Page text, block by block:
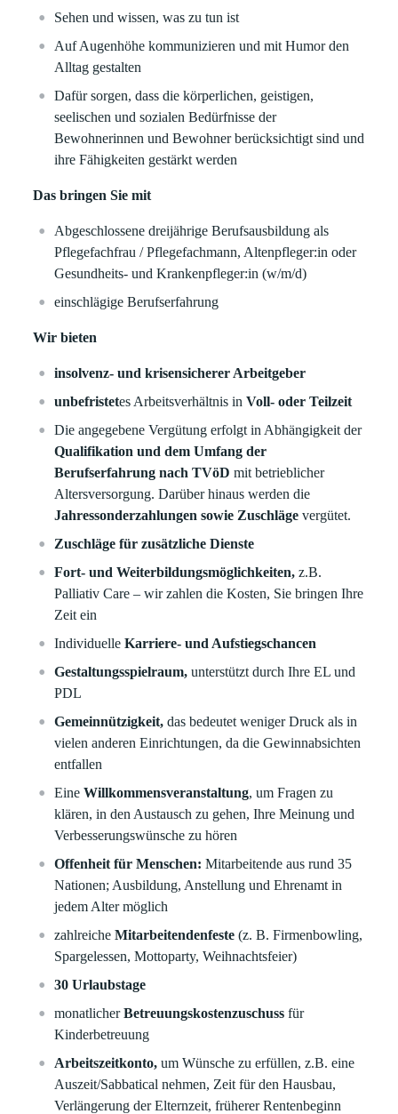
Sehen und wissen, was zu tun ist
Auf Augenhöhe kommunizieren und mit Humor den
Alltag gestalten
Dafür sorgen, dass die körperlichen, geistigen,
seelischen und sozialen Bedürfnisse der
Bewohnerinnen und Bewohner berücksichtigt sind und
ihre Fähigkeiten gestärkt werden
Das bringen Sie mit
Abgeschlossene dreijährige Berufsausbildung als
Pflegefachfrau / Pflegefachmann, Altenpfleger:in oder
Gesundheits- und Krankenpfleger:in (w/m/d)
einschlägige Berufserfahrung
Wir bieten
insolvenz- und krisensicherer Arbeitgeber
unbefristetes Arbeitsverhältnis inVoll- oder Teilzeit
Die angegebene Vergütung erfolgt in Abhängigkeit der
Qualifikation und dem Umfang der
Berufserfahrung nach TVöD mit betrieblicher
Altersversorgung. Darüber hinaus werden die
Jahressonderzahlungen sowie Zuschläge vergütet.
Zuschläge für zusätzliche Dienste
Fort- und Weiterbildungsmöglichkeiten,z.B.
Palliativ Care – wir zahlen die Kosten, Sie bringen Ihre
Zeit ein
IndividuelleKarriere- und Aufstiegschancen
Gestaltungsspielraum, unterstützt durch Ihre EL und
PDL
Gemeinnützigkeit, das bedeutet weniger Druck als in
vielen anderen Einrichtungen, da die Gewinnabsichten
entfallen
EineWillkommensveranstaltung, um Fragen zu
klären, in den Austausch zu gehen, Ihre Meinung und
Verbesserungswünsche zu hören
Offenheit für Menschen:Mitarbeitende aus rund 35
Nationen; Ausbildung, Anstellung und Ehrenamt in
jedem Alter möglich
zahlreicheMitarbeitendenfeste(z. B. Firmenbowling,
Spargelessen, Mottoparty, Weihnachtsfeier)
30 Urlaubstage
monatlicherBetreuungskostenzuschussfür
Kinderbetreuung
Arbeitszeitkonto,um Wünsche zu erfüllen, z.B. eine
Auszeit/Sabbatical nehmen, Zeit für den Hausbau,
Verlängerung der Elternzeit, früherer Rentenbeginn